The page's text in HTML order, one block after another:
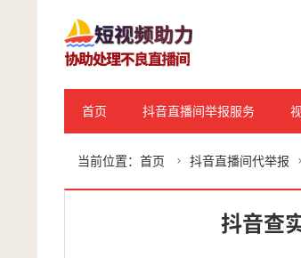
首页 抖音直播间举报服务
当前位置： 首页  抖音直播间代举报 
抖音查